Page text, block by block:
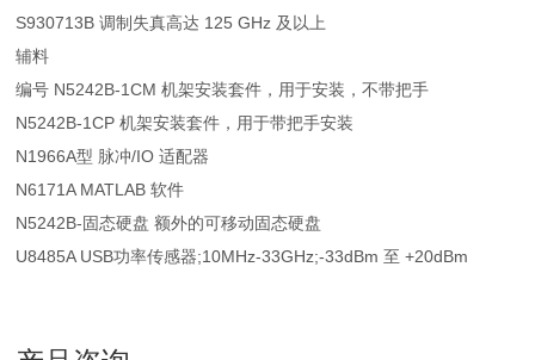
S930713B 调制失真高达 125 GHz 及以上
辅料
编号 N5242B-1CM 机架安装套件，用于安装，不带把手
N5242B-1CP 机架安装套件，用于带把手安装
N1966A型 脉冲/IO 适配器
N6171A MATLAB 软件
N5242B-固态硬盘 额外的可移动固态硬盘
U8485A USB功率传感器;10MHz-33GHz;-33dBm 至 +20dBm